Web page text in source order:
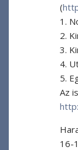
(
1.
2.
3.
4.
5.
Az
16-